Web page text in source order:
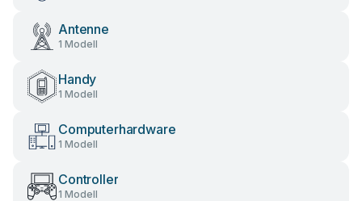
Antenne
1 Modell
Handy
1 Modell
Computerhardware
1 Modell
Controller
1 Modell